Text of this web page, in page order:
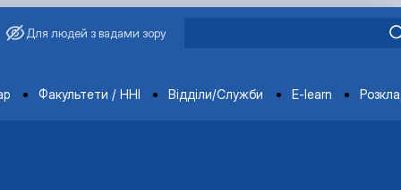
Для людей з вадами зору
Факультети / ННІ Відділи/Служби E-learn